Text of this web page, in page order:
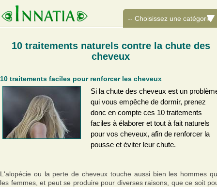
10 traitements naturels contre la chute des
cheveux
10 traitements faciles pour renforcer les cheveux
Si la chute des cheveux est un
qui vous empêche de dormir, prenez
donc en compte ces 10 traitements
faciles à élaborer et tout à fait naturels
pour vos cheveux, afin de renforcer la
pousse et éviter leur chute.
L'alopécie ou la perte de cheveux touche aussi bien les hommes
les femmes, et peut se produire pour diverses raisons, que ce soit